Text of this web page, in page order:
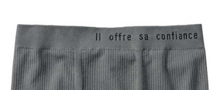
メンズ下着
ジュニア・ティーンズ下着
メンズファッション
メンズ下着
家電・雑貨すべて
家電
キッチン・雑貨・日用品
寝具・インテリア・家具
寝具・インテリア・家具通販すべて
家具・収納
美容・健康
美容・健康通販すべて
制服・スクール
キッチン・雑貨・日用品
家具・収納
寝具・ベッド
美容・健康通販すべて
美容・健康・サプリメント
制服・スクール
制服・スクールすべて
大きいサイズ